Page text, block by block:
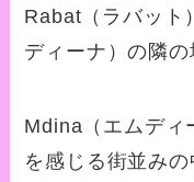
Rabat（ラバット
ディーナ）の隣の
Mdina（エムディ
を感じる街並みの